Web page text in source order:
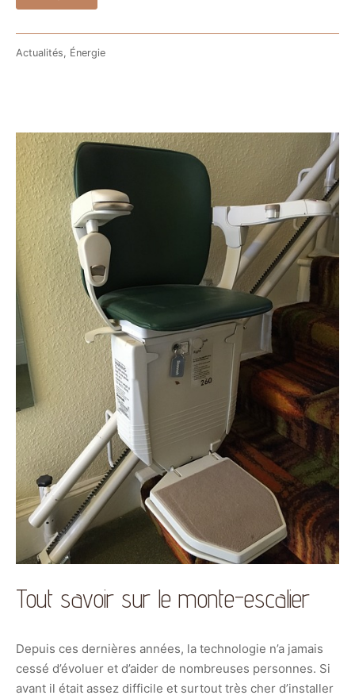
Actualités, Énergie
Tout savoir sur le monte-escalier
Depuis ces dernières années, la technologie n’a jamais
cessé d’évoluer et d’aider de nombreuses personnes. Si
avant il était assez difficile et surtout très cher d’installer